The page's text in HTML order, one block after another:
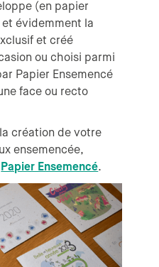
(en papier
évidemment la
et créé
ou choisi parmi
Papier Ensemencé
face ou recto
création de votre
ensemencée,
Papier Ensemencé.